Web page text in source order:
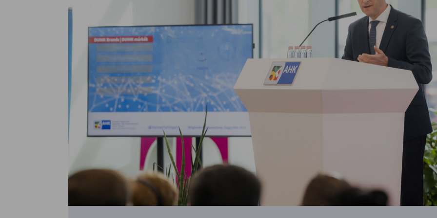
Dr. Róbert Keszte, Präsident der DUIHK